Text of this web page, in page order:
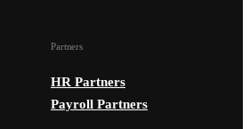
Partners
HR Partners
Payroll Partners